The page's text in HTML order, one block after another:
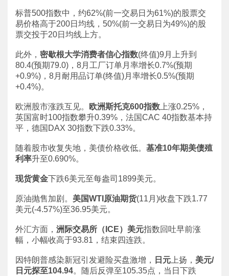
标普500指数中，约62%(前一交易日为61%)的股票交
易价格高于200日均线，50%(前一交易日为49%)的股
票交投于20日均线上方。
此外， 密歇根大学消费者信心指数(终值)9月上升到
80.4(预期79.0)，8月工厂订单月率增长0.7%(预期
+0.9%)，8月耐用品订单(终值)月率增长0.5%(预期
+0.4%)。
欧洲股市涨跌互见。 欧洲斯托克600指数 上涨0.25%，
英国富时100指数攀升0.39%，法国CAC 40指数基本持
平，德国DAX 30指数下跌0.33%。
随着股市收复失地，美债价格收低。 基准10年期美债殖
利率升至0.690%。
现货黄金下跌6美元至每盎司1899美元。
原油抛售加剧。 美国WTI原油期货(11月)收盘下跌1.77
美元(-4.57%)至36.95美元。
外汇方面， 洲际交易所（ICE）美元指数回吐早前涨
幅，小幅收高于93.81，结束四连跌。
因特朗普感染新冠引发避险买盘激增， 日元 上扬， 美元/
日元探至104.94。随后反弹至105.35点，当日下跌